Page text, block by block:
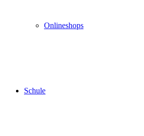
Onlineshops
Schule